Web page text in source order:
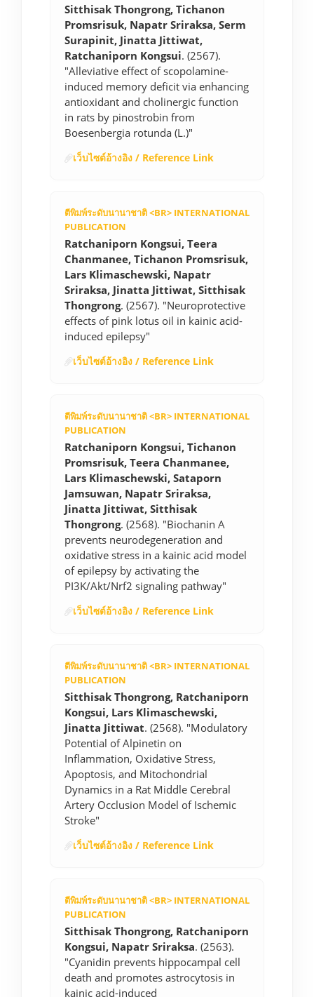
Sitthisak Thongrong, Tichanon
Promsrisuk, Napatr Sriraksa, Serm
Surapinit, Jinatta Jittiwat,
Ratchaniporn Kongsui. (2567).
"Alleviative effect of scopolamine-
induced memory deficit via enhancing
antioxidant and cholinergic function
in rats by pinostrobin from
Boesenbergia rotunda (L.)"
เว็บไซต์อ้างอิง / Reference Link
ตีพิมพ์ระดับนานาชาติ <BR> INTERNATIONAL
PUBLICATION
Ratchaniporn Kongsui, Teera
Chanmanee, Tichanon Promsrisuk,
Lars Klimaschewski, Napatr
Sriraksa, Jinatta Jittiwat, Sitthisak
Thongrong. (2567). "Neuroprotective
effects of pink lotus oil in kainic acid-
induced epilepsy"
เว็บไซต์อ้างอิง / Reference Link
ตีพิมพ์ระดับนานาชาติ <BR> INTERNATIONAL
PUBLICATION
Ratchaniporn Kongsui, Tichanon
Promsrisuk, Teera Chanmanee,
Lars Klimaschewski, Sataporn
Jamsuwan, Napatr Sriraksa,
Jinatta Jittiwat, Sitthisak
Thongrong. (2568). "Biochanin A
prevents neurodegeneration and
oxidative stress in a kainic acid model
of epilepsy by activating the
PI3K/Akt/Nrf2 signaling pathway"
เว็บไซต์อ้างอิง / Reference Link
ตีพิมพ์ระดับนานาชาติ <BR> INTERNATIONAL
PUBLICATION
Sitthisak Thongrong, Ratchaniporn
Kongsui, Lars Klimaschewski,
Jinatta Jittiwat. (2568). "Modulatory
Potential of Alpinetin on
Inflammation, Oxidative Stress,
Apoptosis, and Mitochondrial
Dynamics in a Rat Middle Cerebral
Artery Occlusion Model of Ischemic
Stroke"
เว็บไซต์อ้างอิง / Reference Link
ตีพิมพ์ระดับนานาชาติ <BR> INTERNATIONAL
PUBLICATION
Sitthisak Thongrong, Ratchaniporn
Kongsui, Napatr Sriraksa. (2563).
"Cyanidin prevents hippocampal cell
death and promotes astrocytosis in
kainic acid-induced